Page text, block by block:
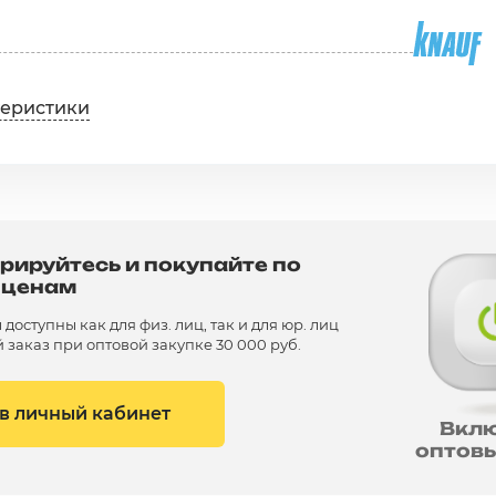
и покупайте по
как для физ. лиц, так и для юр. лиц
при оптовой закупке 30 000 руб.
личный кабинет